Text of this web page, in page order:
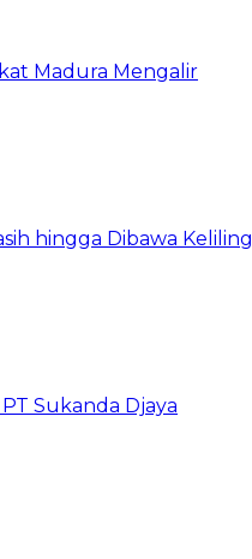
Madura Mengalir
hingga Dibawa Keliling
Sukanda Djaya